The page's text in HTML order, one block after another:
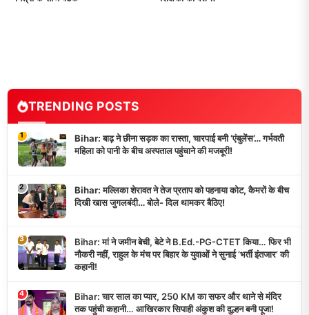
TRENDING POSTS
1
Bihar: बाढ़ ने छीना सड़क का रास्ता, चारपाई बनी ‘एंबुलेंस’… गर्भवती
महिला को पानी के बीच अस्पताल पहुंचाने की मजबूरी!
2
Bihar: मल्लिका शेरावत ने तेज प्रताप को पहनाया कोट, कैमरों के बीच
दिखी खास जुगलबंदी… बोले- दिल थामकर बैठिए!
3
Bihar: मां ने जमीन बेची, बेटे ने B.Ed.-PG-CTET किया… फिर भी
नौकरी नहीं, राहुल के मंच पर बिहार के युवाओं ने सुनाई ‘भर्ती इंतजार’ की
कहानी!
4
Bihar: चार साल का प्यार, 250 KM का सफर और थाने से मंदिर
तक पहुंची कहानी… आखिरकार सिपाही अंकुश की दुल्हन बनी पूजा!